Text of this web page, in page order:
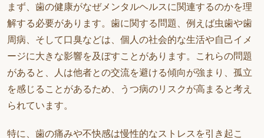
まず、歯の健康がなぜメンタルヘルスに関連するのかを理
解する必要があります。歯に関する問題、例えば虫歯や歯
周病、そして口臭などは、個人の社会的な生活や自己イメ
ージに大きな影響を及ぼすことがあります。これらの問題
があると、人は他者との交流を避ける傾向が強まり、孤立
を感じることがあるため、うつ病のリスクが高まると考え
られています。
特に、歯の痛みや不快感は慢性的なストレスを引き起こ